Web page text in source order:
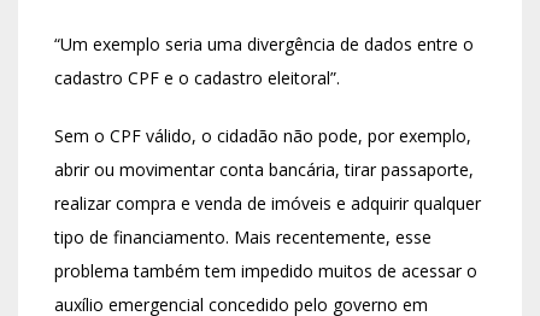
“Um exemplo seria uma divergência de dados entre o
cadastro CPF e o cadastro eleitoral”.
Sem o CPF válido, o cidadão não pode, por exemplo,
abrir ou movimentar conta bancária, tirar passaporte,
realizar compra e venda de imóveis e adquirir qualquer
tipo de financiamento. Mais recentemente, esse
problema também tem impedido muitos de acessar o
auxílio emergencial concedido pelo governo em